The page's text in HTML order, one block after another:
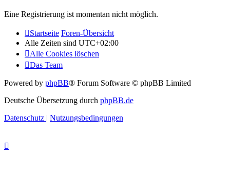
Eine Registrierung ist momentan nicht möglich.
Startseite Foren-Übersicht
Alle Zeiten sind UTC+02:00
Alle Cookies löschen
Das Team
Powered by phpBB® Forum Software © phpBB Limited
Deutsche Übersetzung durch phpBB.de
Datenschutz | Nutzungsbedingungen